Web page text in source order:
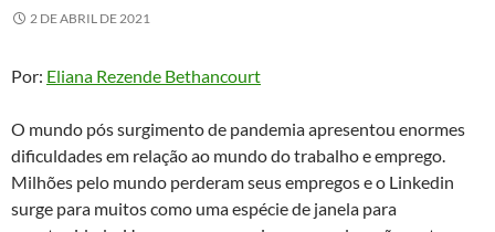
2 DE ABRIL DE 2021
Por: Eliana Rezende Bethancourt
O mundo pós surgimento de pandemia apresentou enormes
dificuldades em relação ao mundo do trabalho e emprego.
Milhões pelo mundo perderam seus empregos e o Linkedin
surge para muitos como uma espécie de janela para